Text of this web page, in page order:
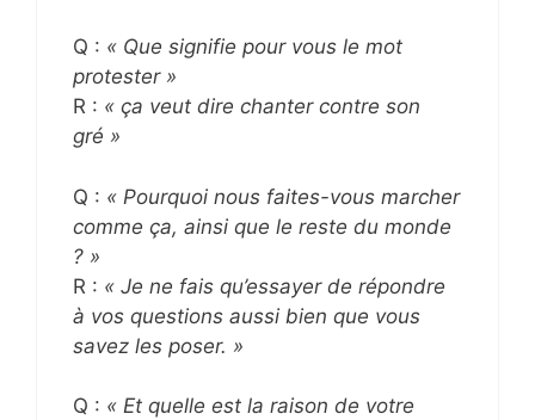
Q : « Que signifie pour vous le mot
protester »
R : « ça veut dire chanter contre son
gré »
Q : « Pourquoi nous faites-vous marcher
comme ça, ainsi que le reste du monde
? »
R : « Je ne fais qu’essayer de répondre
à vos questions aussi bien que vous
savez les poser. »
Q : « Et quelle est la raison de votre